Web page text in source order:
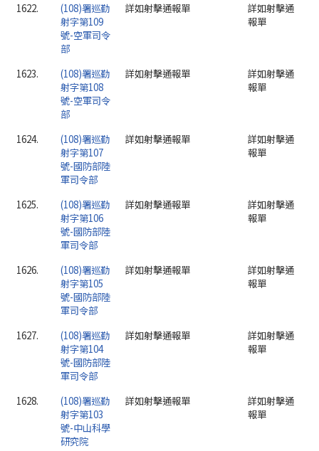
1622.
(108)署巡勤
射字第109
號-空軍司令
部
詳如射擊通報單
詳如射擊通
報單
1623.
(108)署巡勤
射字第108
號-空軍司令
部
詳如射擊通報單
詳如射擊通
報單
1624.
(108)署巡勤
射字第107
號-國防部陸
軍司令部
詳如射擊通報單
詳如射擊通
報單
1625.
(108)署巡勤
射字第106
號-國防部陸
軍司令部
詳如射擊通報單
詳如射擊通
報單
1626.
(108)署巡勤
射字第105
號-國防部陸
軍司令部
詳如射擊通報單
詳如射擊通
報單
1627.
(108)署巡勤
射字第104
號-國防部陸
軍司令部
詳如射擊通報單
詳如射擊通
報單
1628.
(108)署巡勤
射字第103
號-中山科學
研究院
詳如射擊通報單
詳如射擊通
報單